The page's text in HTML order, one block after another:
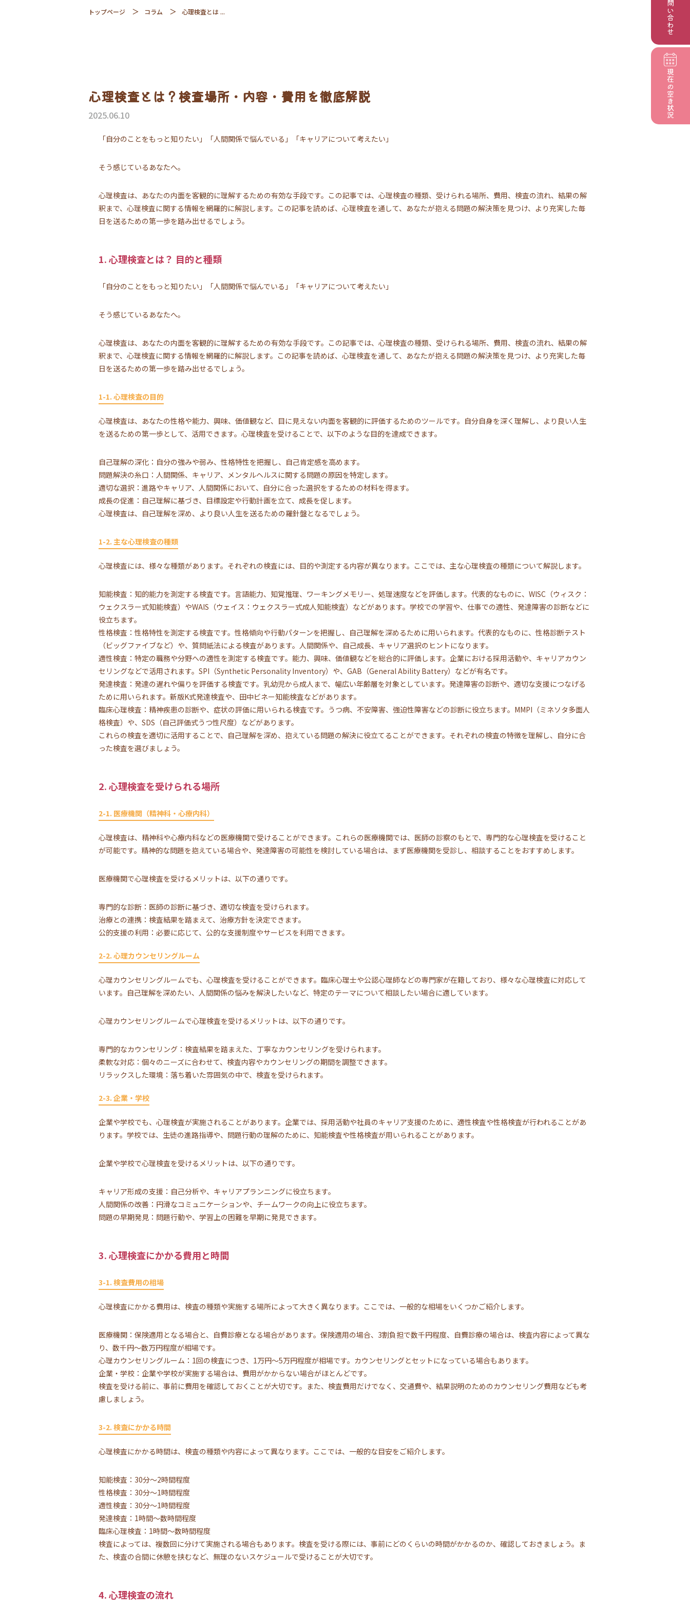
トップページ コラム 心理検査とは ...
心理検査とは？検査場所・内容・費用を徹底解説
2025.06.10
「自分のことをもっと知りたい」「人間関係で悩んでいる」「キャリアについて考えたい」
そう感じているあなたへ。
心理検査は、あなたの内面を客観的に理解するための有効な手段です。この記事では、心理検査の種類、受けられる場所、費用、検査の流れ、結果の解
釈まで、心理検査に関する情報を網羅的に解説します。この記事を読めば、心理検査を通して、あなたが抱える問題の解決策を見つけ、より充実した毎
日を送るための第一歩を踏み出せるでしょう。
1. 心理検査とは？ 目的と種類
「自分のことをもっと知りたい」「人間関係で悩んでいる」「キャリアについて考えたい」
そう感じているあなたへ。
心理検査は、あなたの内面を客観的に理解するための有効な手段です。この記事では、心理検査の種類、受けられる場所、費用、検査の流れ、結果の解
釈まで、心理検査に関する情報を網羅的に解説します。この記事を読めば、心理検査を通して、あなたが抱える問題の解決策を見つけ、より充実した毎
日を送るための第一歩を踏み出せるでしょう。
1-1. 心理検査の目的
心理検査は、あなたの性格や能力、興味、価値観など、目に見えない内面を客観的に評価するためのツールです。自分自身を深く理解し、より良い人生
を送るための第一歩として、活用できます。心理検査を受けることで、以下のような目的を達成できます。
自己理解の深化：自分の強みや弱み、性格特性を把握し、自己肯定感を高めます。
問題解決の糸口：人間関係、キャリア、メンタルヘルスに関する問題の原因を特定します。
適切な選択：進路やキャリア、人間関係において、自分に合った選択をするための材料を得ます。
成長の促進：自己理解に基づき、目標設定や行動計画を立て、成長を促します。
心理検査は、自己理解を深め、より良い人生を送るための羅針盤となるでしょう。
1-2. 主な心理検査の種類
心理検査には、様々な種類があります。それぞれの検査には、目的や測定する内容が異なります。ここでは、主な心理検査の種類について解説します。
知能検査：知的能力を測定する検査です。言語能力、知覚推理、ワーキングメモリー、処理速度などを評価します。代表的なものに、WISC（ウィスク：
ウェクスラー式知能検査）やWAIS（ウェイス：ウェクスラー式成人知能検査）などがあります。学校での学習や、仕事での適性、発達障害の診断などに
役立ちます。
性格検査：性格特性を測定する検査です。性格傾向や行動パターンを把握し、自己理解を深めるために用いられます。代表的なものに、性格診断テスト
（ビッグファイブなど）や、質問紙法による検査があります。人間関係や、自己成長、キャリア選択のヒントになります。
適性検査：特定の職務や分野への適性を測定する検査です。能力、興味、価値観などを総合的に評価します。企業における採用活動や、キャリアカウン
セリングなどで活用されます。SPI（Synthetic Personality Inventory）や、GAB（General Ability Battery）などが有名です。
発達検査：発達の遅れや偏りを評価する検査です。乳幼児から成人まで、幅広い年齢層を対象としています。発達障害の診断や、適切な支援につなげる
ために用いられます。新版K式発達検査や、田中ビネー知能検査などがあります。
臨床心理検査：精神疾患の診断や、症状の評価に用いられる検査です。うつ病、不安障害、強迫性障害などの診断に役立ちます。MMPI（ミネソタ多面人
格検査）や、SDS（自己評価式うつ性尺度）などがあります。
これらの検査を適切に活用することで、自己理解を深め、抱えている問題の解決に役立てることができます。それぞれの検査の特徴を理解し、自分に合
った検査を選びましょう。
2. 心理検査を受けられる場所
2-1. 医療機関（精神科・心療内科）
心理検査は、精神科や心療内科などの医療機関で受けることができます。これらの医療機関では、医師の診察のもとで、専門的な心理検査を受けること
が可能です。精神的な問題を抱えている場合や、発達障害の可能性を検討している場合は、まず医療機関を受診し、相談することをおすすめします。
医療機関で心理検査を受けるメリットは、以下の通りです。
専門的な診断：医師の診断に基づき、適切な検査を受けられます。
治療との連携：検査結果を踏まえて、治療方針を決定できます。
公的支援の利用：必要に応じて、公的な支援制度やサービスを利用できます。
2-2. 心理カウンセリングルーム
心理カウンセリングルームでも、心理検査を受けることができます。臨床心理士や公認心理師などの専門家が在籍しており、様々な心理検査に対応して
います。自己理解を深めたい、人間関係の悩みを解決したいなど、特定のテーマについて相談したい場合に適しています。
心理カウンセリングルームで心理検査を受けるメリットは、以下の通りです。
専門的なカウンセリング：検査結果を踏まえた、丁寧なカウンセリングを受けられます。
柔軟な対応：個々のニーズに合わせて、検査内容やカウンセリングの期間を調整できます。
リラックスした環境：落ち着いた雰囲気の中で、検査を受けられます。
2-3. 企業・学校
企業や学校でも、心理検査が実施されることがあります。企業では、採用活動や社員のキャリア支援のために、適性検査や性格検査が行われることがあ
ります。学校では、生徒の進路指導や、問題行動の理解のために、知能検査や性格検査が用いられることがあります。
企業や学校で心理検査を受けるメリットは、以下の通りです。
キャリア形成の支援：自己分析や、キャリアプランニングに役立ちます。
人間関係の改善：円滑なコミュニケーションや、チームワークの向上に役立ちます。
問題の早期発見：問題行動や、学習上の困難を早期に発見できます。
3. 心理検査にかかる費用と時間
3-1. 検査費用の相場
心理検査にかかる費用は、検査の種類や実施する場所によって大きく異なります。ここでは、一般的な相場をいくつかご紹介します。
医療機関：保険適用となる場合と、自費診療となる場合があります。保険適用の場合、3割負担で数千円程度、自費診療の場合は、検査内容によって異な
り、数千円～数万円程度が相場です。
心理カウンセリングルーム：1回の検査につき、1万円～5万円程度が相場です。カウンセリングとセットになっている場合もあります。
企業・学校：企業や学校が実施する場合は、費用がかからない場合がほとんどです。
検査を受ける前に、事前に費用を確認しておくことが大切です。また、検査費用だけでなく、交通費や、結果説明のためのカウンセリング費用なども考
慮しましょう。
3-2. 検査にかかる時間
心理検査にかかる時間は、検査の種類や内容によって異なります。ここでは、一般的な目安をご紹介します。
知能検査：30分～2時間程度
性格検査：30分～1時間程度
適性検査：30分～1時間程度
発達検査：1時間～数時間程度
臨床心理検査：1時間～数時間程度
検査によっては、複数回に分けて実施される場合もあります。検査を受ける際には、事前にどのくらいの時間がかかるのか、確認しておきましょう。ま
た、検査の合間に休憩を挟むなど、無理のないスケジュールで受けることが大切です。
4. 心理検査の流れ
お問い合わせ
現在の
空き状況